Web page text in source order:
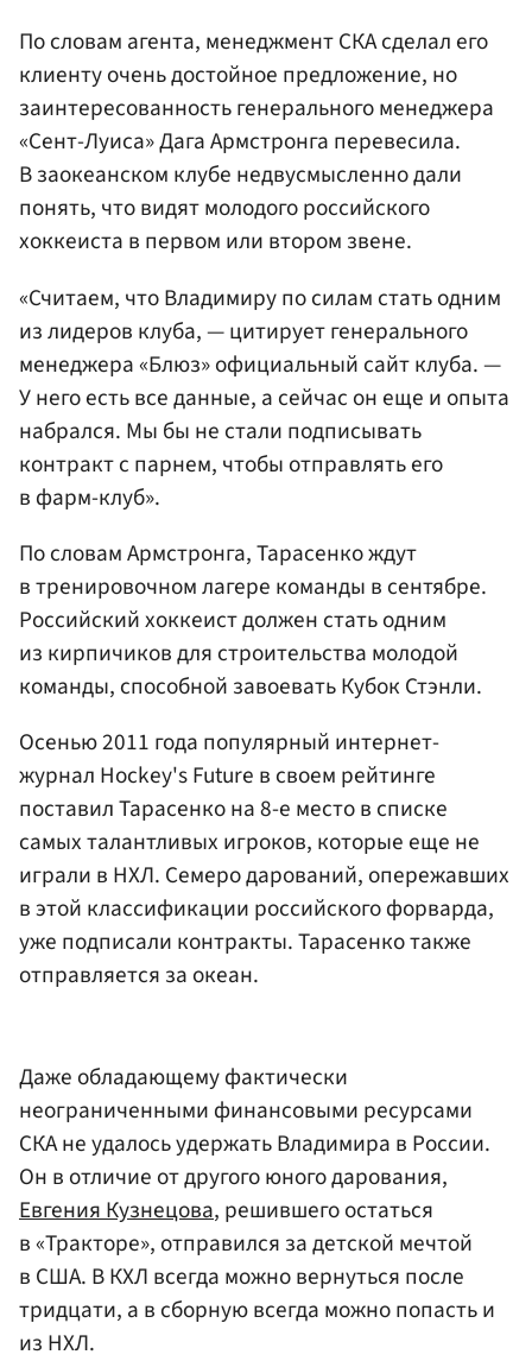
По словам агента, менеджмент СКА сделал его
клиенту очень достойное предложение, но
заинтересованность генерального менеджера
«Сент-Луиса» Дага Армстронга перевесила.
В заокеанском клубе недвусмысленно дали
понять, что видят молодого российского
хоккеиста в первом или втором звене.
«Считаем, что Владимиру по силам стать одним
из лидеров клуба, — цитирует генерального
менеджера «Блюз» официальный сайт клуба. —
У него есть все данные, а сейчас он еще и опыта
набрался. Мы бы не стали подписывать
контракт с парнем, чтобы отправлять его
в фарм-клуб».
По словам Армстронга, Тарасенко ждут
в тренировочном лагере команды в сентябре.
Российский хоккеист должен стать одним
из кирпичиков для строительства молодой
команды, способной завоевать Кубок Стэнли.
Осенью 2011 года популярный интернет-
журнал Hockey's Future в своем рейтинге
поставил Тарасенко на 8-е место в списке
самых талантливых игроков, которые еще не
играли в НХЛ. Семеро дарований, опережавших
в этой классификации российского форварда,
уже подписали контракты. Тарасенко также
отправляется за океан.
Даже обладающему фактически
неограниченными финансовыми ресурсами
СКА не удалось удержать Владимира в России.
Он в отличие от другого юного дарования,
Евгения Кузнецова, решившего остаться
в «Тракторе», отправился за детской мечтой
в США. В КХЛ всегда можно вернуться после
тридцати, а в сборную всегда можно попасть и
из НХЛ.